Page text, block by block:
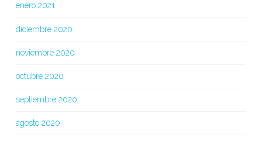
enero 2021
diciembre 2020
noviembre 2020
octubre 2020
septiembre 2020
agosto 2020